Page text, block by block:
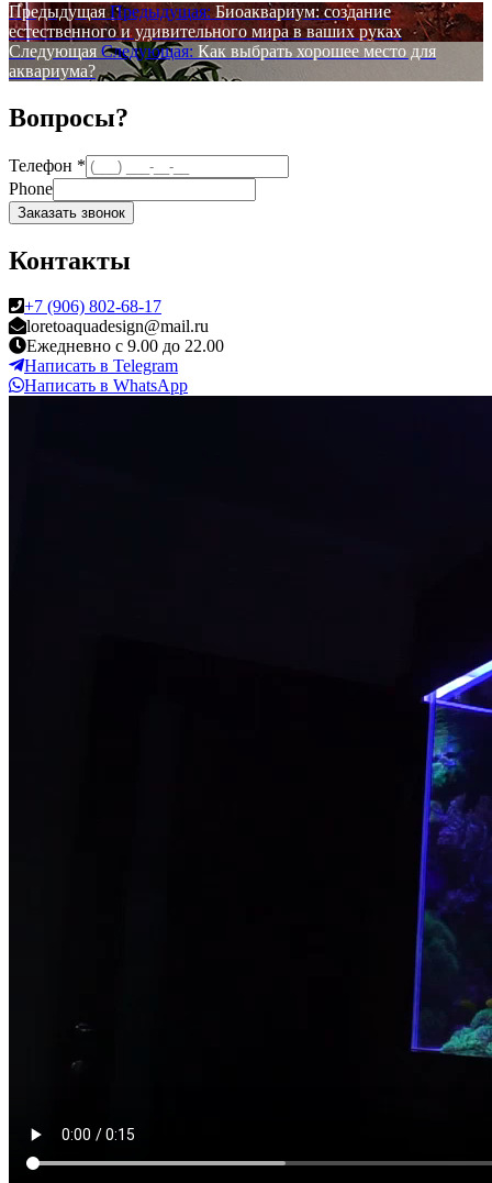
Предыдущая Предыдущая: Биоаквариум: создание
естественного и удивительного мира в ваших руках
Следующая Следующая: Как выбрать хорошее место для
аквариума?
Вопросы?
Телефон *
Phone
Заказать звонок
Контакты
+7 (906) 802-68-17
loretoaquadesign@mail.ru
Ежедневно с 9.00 до 22.00
Написать в Telegram
Написать в WhatsApp